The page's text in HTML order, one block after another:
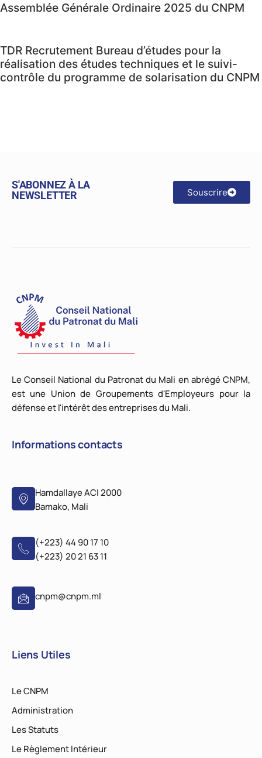
Assemblée Générale Ordinaire 2025 du CNPM
TDR Recrutement Bureau d’études pour la
réalisation des études techniques et le suivi-
contrôle du programme de solarisation du CNPM
S'ABONNEZ À LA
NEWSLETTER
Souscrire
Le Conseil National du Patronat du Mali en abrégé CNPM,
est une Union de Groupements d'Employeurs pour la
défense et l'intérêt des entreprises du Mali.
Informations contacts
Hamdallaye ACI 2000
Bamako, Mali
(+223) 44 90 17 10
(+223) 20 21 63 11
cnpm@cnpm.ml
Liens Utiles
Le CNPM
Administration
Les Statuts
Le Règlement Intérieur